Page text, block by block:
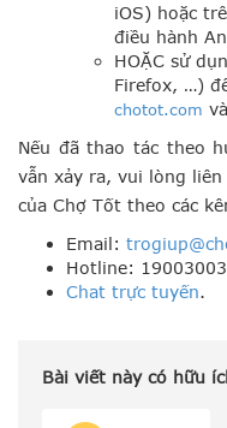
iOS) hoặc
điều hành
HOẶC sử
Firefox, …)
chotot.com
Nếu đã thao tác theo
vẫn xảy ra, vui lòng liên
của Chợ Tốt theo các
Email:
Hotline: 19003003
Chat trực tuyến.
Bài viết này có hữu